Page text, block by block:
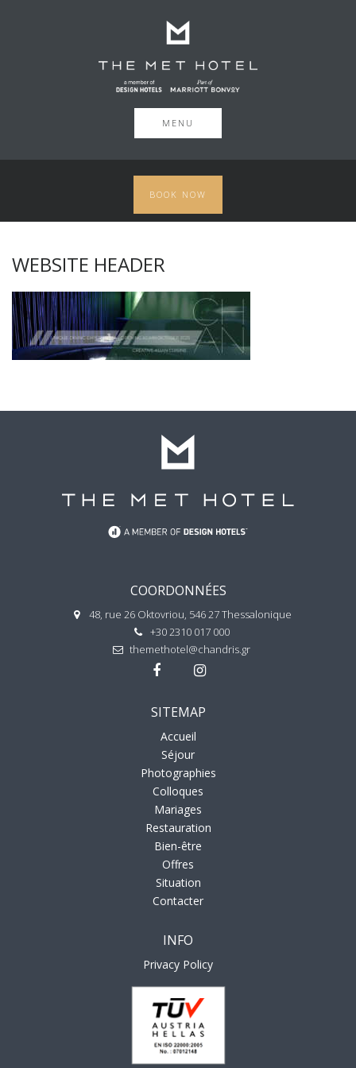
MENU
BOOK NOW
WEBSITE HEADER
COORDONNÉES
48, rue 26 Oktovriou, 546 27 Thessalonique
+30 2310 017 000
themethotel@chandris.gr
SITEMAP
Accueil
Séjour
Photographies
Colloques
Mariages
Restauration
Bien-être
Offres
Situation
Contacter
INFO
Privacy Policy